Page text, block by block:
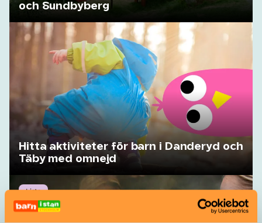
och Sundbyberg
Hitta aktiviteter för barn i Danderyd och
Täby med omnejd
Lista